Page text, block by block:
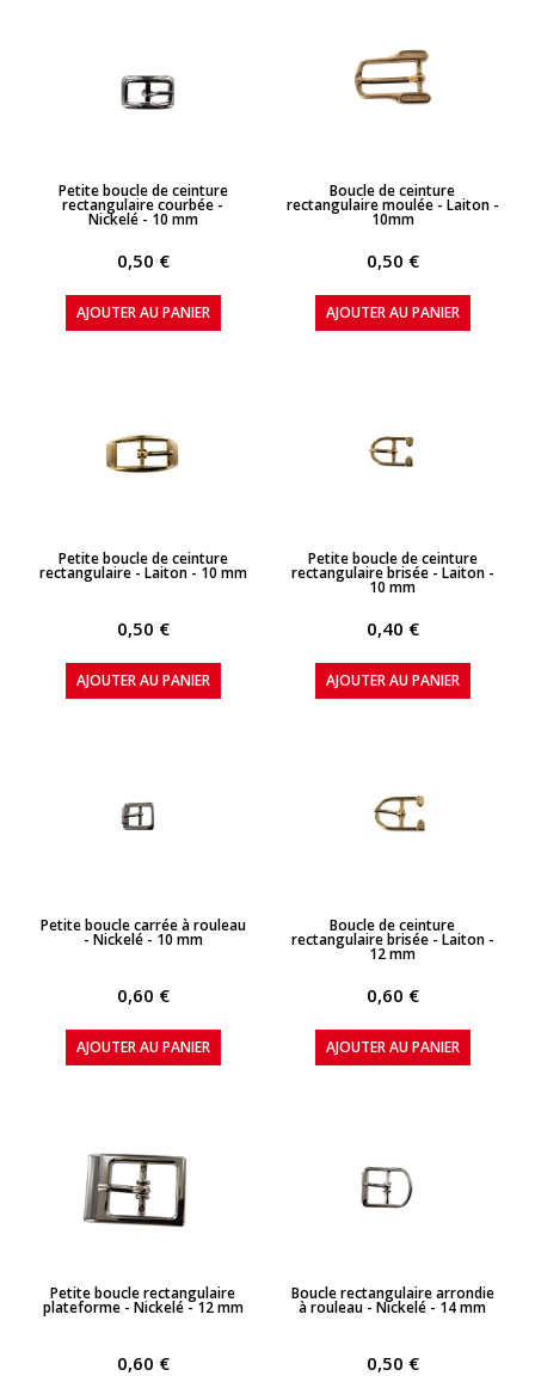
APERÇU RAPIDE
Petite boucle de ceinture
rectangulaire courbée -
Nickelé - 10 mm
0,50 €
AJOUTER AU PANIER
APERÇU RAPIDE
Boucle de ceinture
rectangulaire moulée - Laiton -
10mm
0,50 €
AJOUTER AU PANIER
APERÇU RAPIDE
Petite boucle de ceinture
rectangulaire - Laiton - 10 mm
0,50 €
AJOUTER AU PANIER
APERÇU RAPIDE
Petite boucle de ceinture
rectangulaire brisée - Laiton -
10 mm
0,40 €
AJOUTER AU PANIER
APERÇU RAPIDE
Petite boucle carrée à rouleau
- Nickelé - 10 mm
0,60 €
AJOUTER AU PANIER
APERÇU RAPIDE
Boucle de ceinture
rectangulaire brisée - Laiton -
12 mm
0,60 €
AJOUTER AU PANIER
APERÇU RAPIDE
Petite boucle rectangulaire
plateforme - Nickelé - 12 mm
0,60 €
APERÇU RAPIDE
Boucle rectangulaire arrondie
à rouleau - Nickelé - 14 mm
0,50 €